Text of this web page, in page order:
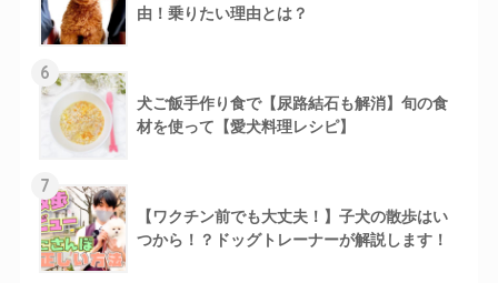
由！乗りたい理由とは？
6
犬ご飯手作り食で【尿路結石も解消】旬の食
材を使って【愛犬料理レシピ】
7
【ワクチン前でも大丈夫！】子犬の散歩はい
つから！？ドッグトレーナーが解説します！